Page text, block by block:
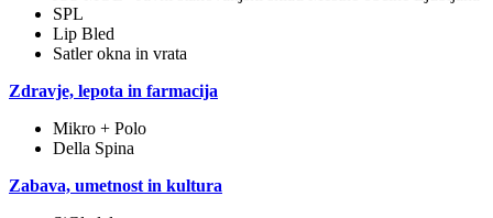
SPL
Lip Bled
Satler okna in vrata
Zdravje, lepota in farmacija
Mikro + Polo
Della Spina
Zabava, umetnost in kultura